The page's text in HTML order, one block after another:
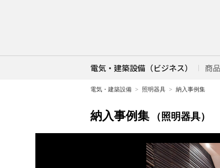
電気・建築設備（ビジネス） 商
電気・建築設備 照明器具 納入事例集
納入事例集 （照明器具）